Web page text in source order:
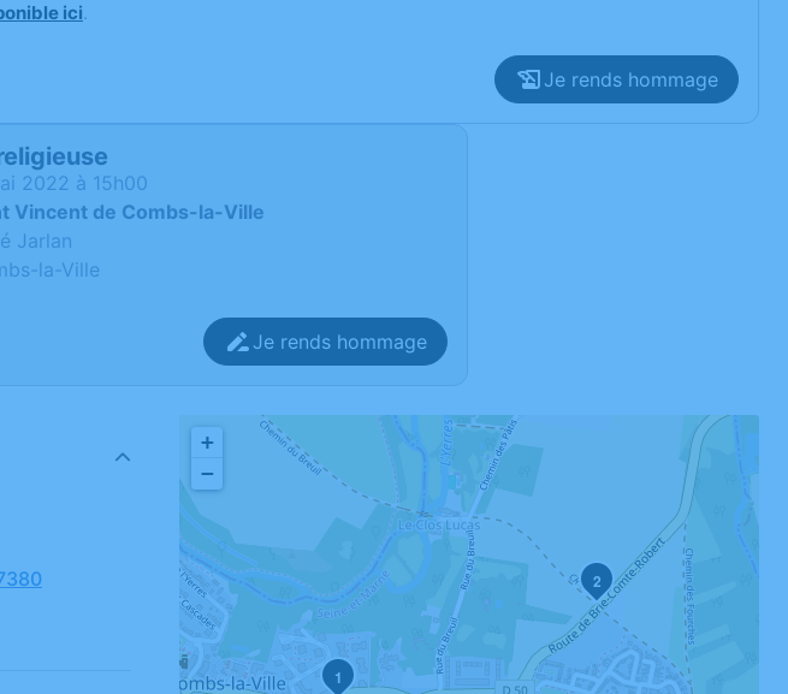
ici.
Je rends hommage
2022 à 15h00
Vincent de Combs-la-Ville
Jarlan
la-Ville
Je rends hommage
1
2
+
−